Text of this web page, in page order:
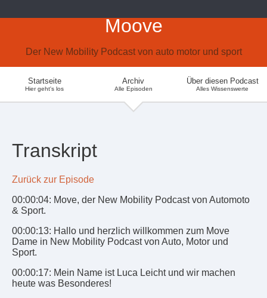
Moove
Der New Mobility Podcast von auto motor und sport
Startseite
Hier geht's los
Archiv
Alle Episoden
Über diesen Podcast
Alles Wissenswerte
Transkript
Zurück zur Episode
00:00:04: Move, der New Mobility Podcast von Automoto
& Sport.
00:00:13: Hallo und herzlich willkommen zum Move
Dame in New Mobility Podcast von Auto, Motor und
Sport.
00:00:17: Mein Name ist Luca Leicht und wir machen
heute was Besonderes!